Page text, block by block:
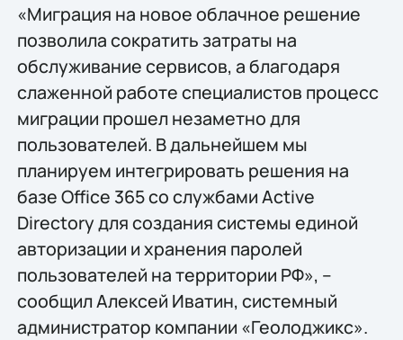
«Миграция на новое облачное решение
позволила сократить затраты на
обслуживание сервисов, а благодаря
слаженной работе специалистов процесс
миграции прошел незаметно для
пользователей. В дальнейшем мы
планируем интегрировать решения на
базе Office 365 со службами Active
Directory для создания системы единой
авторизации и хранения паролей
пользователей на территории РФ», –
сообщил Алексей Иватин, системный
администратор компании «Геолоджикс».